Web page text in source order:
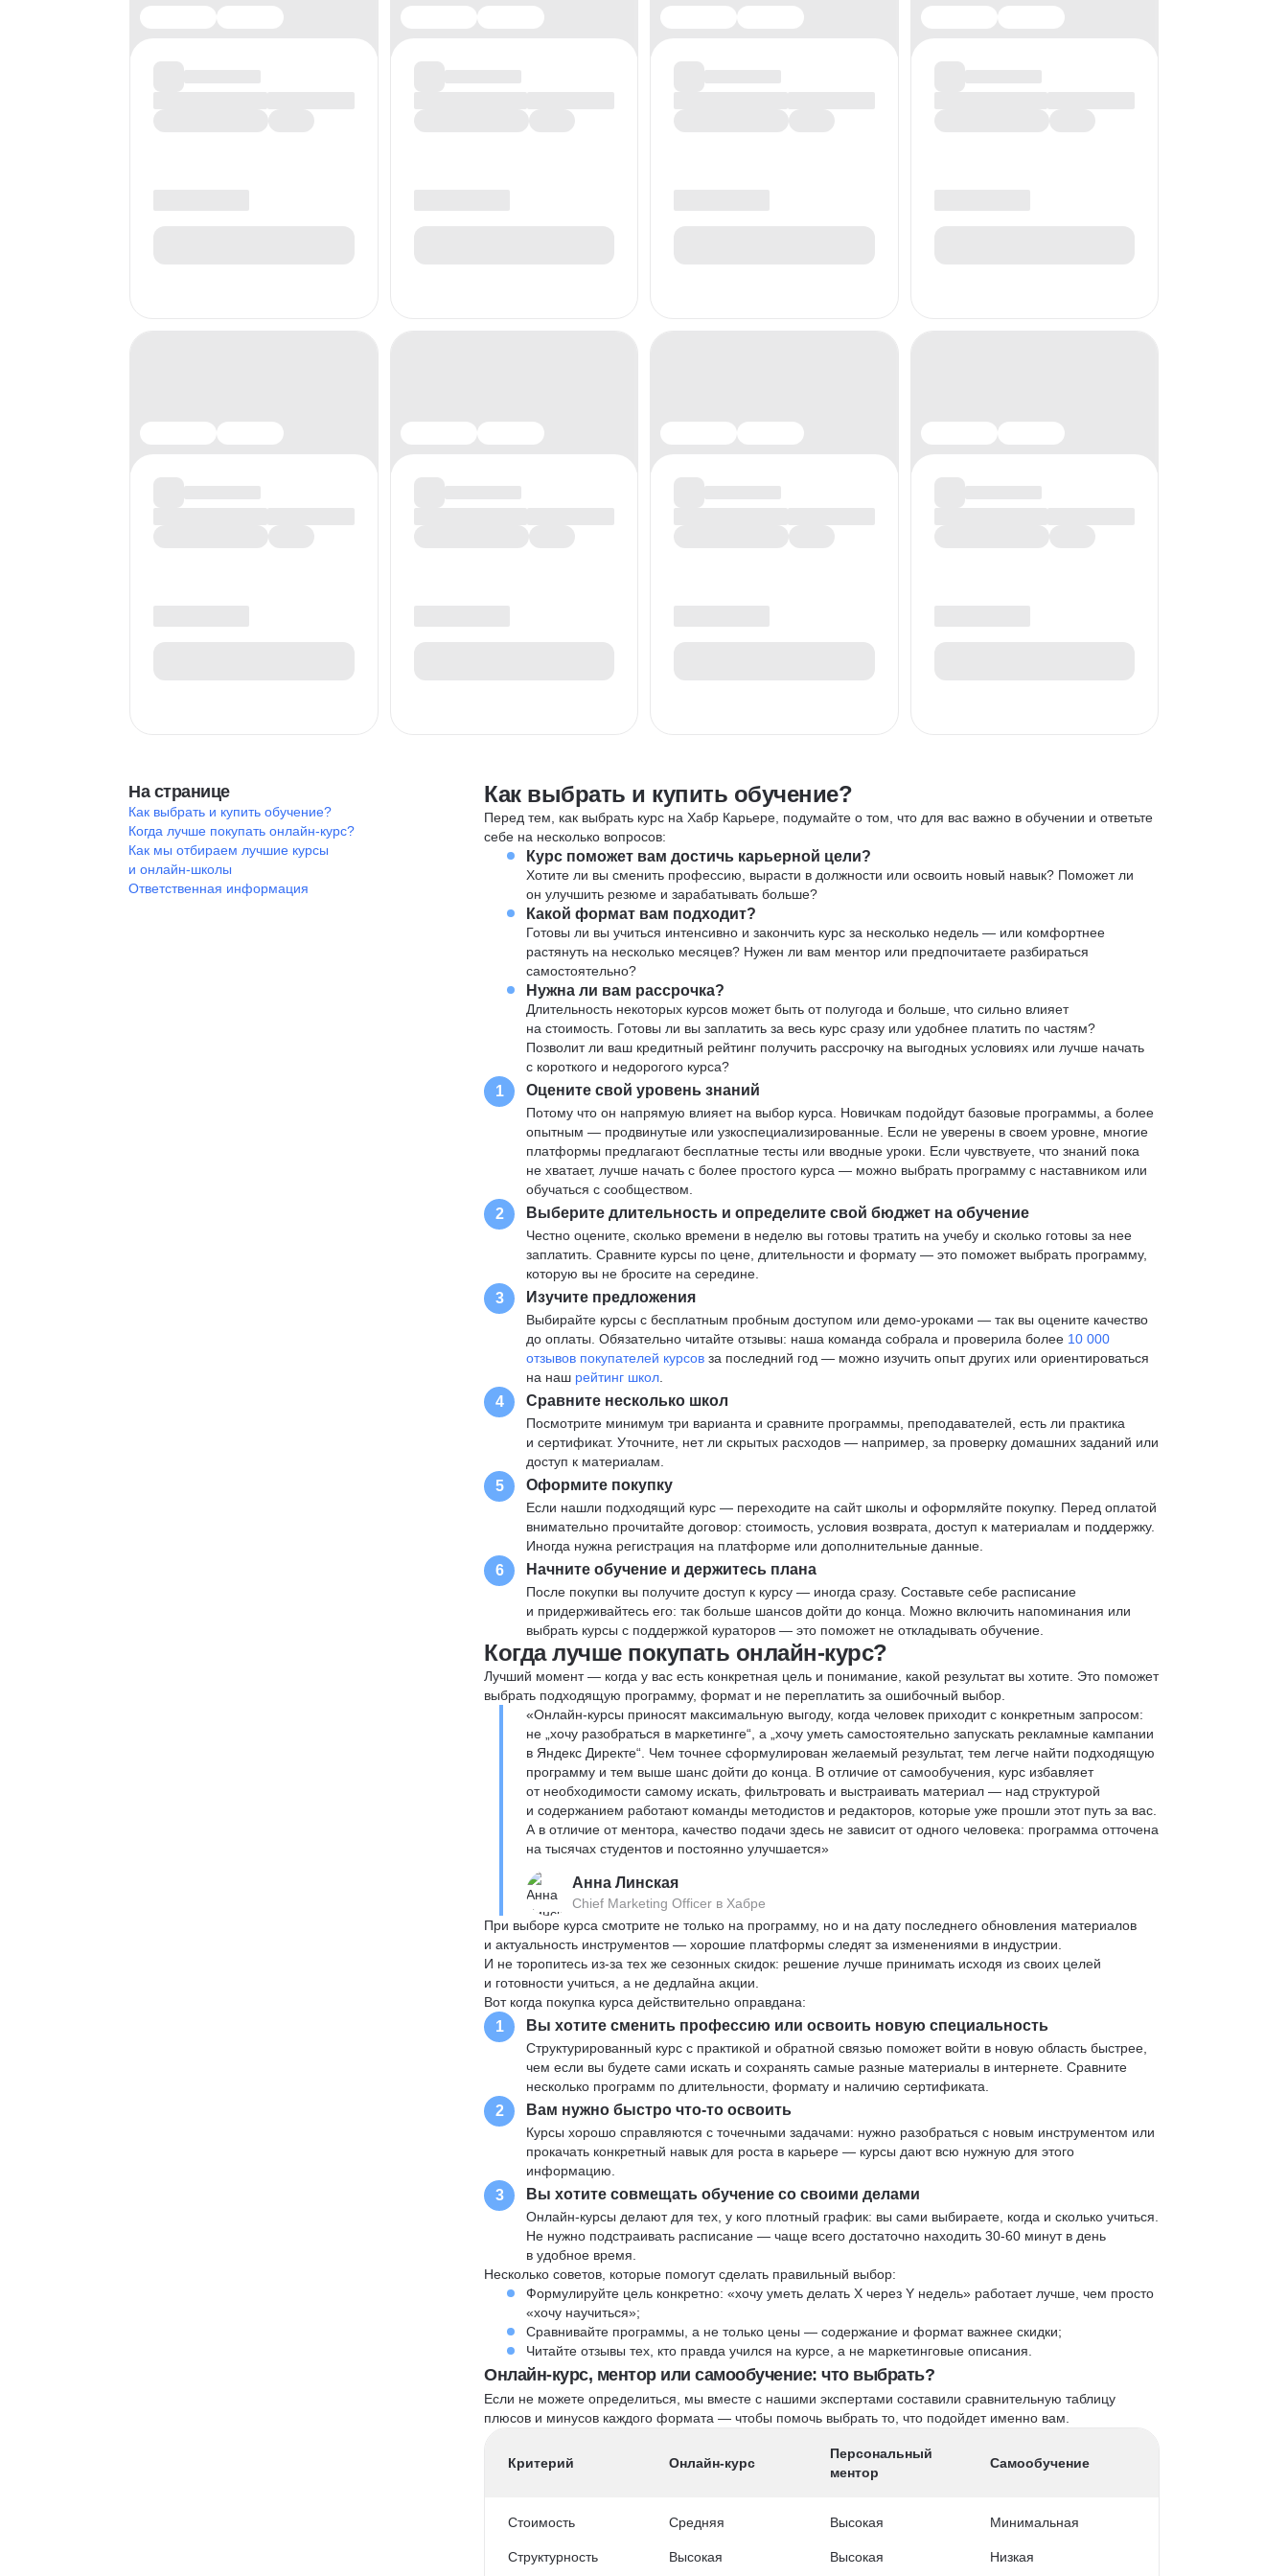
На странице
Как выбрать и купить обучение?
Когда лучше покупать онлайн-курс?
Как мы отбираем лучшие курсы
и онлайн-школы
Ответственная информация
Как выбрать и купить обучение?
Перед тем, как выбрать курс на Хабр Карьере, подумайте о том, что для вас важно в обучении и ответьте
себе на несколько вопросов:
Курс поможет вам достичь карьерной цели?
Хотите ли вы сменить профессию, вырасти в должности или освоить новый навык? Поможет ли
он улучшить резюме и зарабатывать больше?
Какой формат вам подходит?
Готовы ли вы учиться интенсивно и закончить курс за несколько недель — или комфортнее
растянуть на несколько месяцев? Нужен ли вам ментор или предпочитаете разбираться
самостоятельно?
Нужна ли вам рассрочка?
Длительность некоторых курсов может быть от полугода и больше, что сильно влияет
на стоимость. Готовы ли вы заплатить за весь курс сразу или удобнее платить по частям?
Позволит ли ваш кредитный рейтинг получить рассрочку на выгодных условиях или лучше начать
с короткого и недорогого курса?
1 Оцените свой уровень знаний
Потому что он напрямую влияет на выбор курса. Новичкам подойдут базовые программы, а более
опытным — продвинутые или узкоспециализированные. Если не уверены в своем уровне, многие
платформы предлагают бесплатные тесты или вводные уроки. Если чувствуете, что знаний пока
не хватает, лучше начать с более простого курса — можно выбрать программу с наставником или
обучаться с сообществом.
2 Выберите длительность и определите свой бюджет на обучение
Честно оцените, сколько времени в неделю вы готовы тратить на учебу и сколько готовы за нее
заплатить. Сравните курсы по цене, длительности и формату — это поможет выбрать программу,
которую вы не бросите на середине.
3 Изучите предложения
Выбирайте курсы с бесплатным пробным доступом или демо-уроками — так вы оцените качество
до оплаты. Обязательно читайте отзывы: наша команда собрала и проверила более 10 000
отзывов покупателей курсовза последний год — можно изучить опыт других или ориентироваться
на наш рейтинг школ
4 Сравните несколько школ
Посмотрите минимум три варианта и сравните программы, преподавателей, есть ли практика
и сертификат. Уточните, нет ли скрытых расходов — например, за проверку домашних заданий или
доступ к материалам.
5 Оформите покупку
Если нашли подходящий курс — переходите на сайт школы и оформляйте покупку. Перед оплатой
внимательно прочитайте договор: стоимость, условия возврата, доступ к материалам и поддержку.
Иногда нужна регистрация на платформе или дополнительные данные.
6 Начните обучение и держитесь плана
После покупки вы получите доступ к курсу — иногда сразу. Составьте себе расписание
и придерживайтесь его: так больше шансов дойти до конца. Можно включить напоминания или
выбрать курсы с поддержкой кураторов — это поможет не откладывать обучение.
Когда лучше покупать онлайн-курс?
Лучший момент — когда у вас есть конкретная цель и понимание, какой результат вы хотите. Это поможет
выбрать подходящую программу, формат и не переплатить за ошибочный выбор.
«Онлайн-курсы приносят максимальную выгоду, когда человек приходит с конкретным запросом:
не „хочу разобраться в маркетинге“, а „хочу уметь самостоятельно запускать рекламные кампании
в Яндекс Директе“. Чем точнее сформулирован желаемый результат, тем легче найти подходящую
программу и тем выше шанс дойти до конца. В отличие от самообучения, курс избавляет
от необходимости самому искать, фильтровать и выстраивать материал — над структурой
и содержанием работают команды методистов и редакторов, которые уже прошли этот путь за вас.
А в отличие от ментора, качество подачи здесь не зависит от одного человека: программа отточена
на тысячах студентов и постоянно улучшается»
Анна Линская
Chief Marketing Officer в Хабре
При выборе курса смотрите не только на программу, но и на дату последнего обновления материалов
и актуальность инструментов — хорошие платформы следят за изменениями в индустрии.
И не торопитесь из-за тех же сезонных скидок: решение лучше принимать исходя из своих целей
и готовности учиться, а не дедлайна акции.
Вот когда покупка курса действительно оправдана:
1 Вы хотите сменить профессию или освоить новую специальность
Структурированный курс с практикой и обратной связью поможет войти в новую область быстрее,
чем если вы будете сами искать и сохранять самые разные материалы в интернете. Сравните
несколько программ по длительности, формату и наличию сертификата.
2 Вам нужно быстро что-то освоить
Курсы хорошо справляются с точечными задачами: нужно разобраться с новым инструментом или
прокачать конкретный навык для роста в карьере — курсы дают всю нужную для этого
информацию.
3 Вы хотите совмещать обучение со своими делами
Онлайн-курсы делают для тех, у кого плотный график: вы сами выбираете, когда и сколько учиться.
Не нужно подстраивать расписание — чаще всего достаточно находить 30-60 минут в день
в удобное время.
Несколько советов, которые помогут сделать правильный выбор:
Формулируйте цель конкретно: «хочу уметь делать X через Y недель» работает лучше, чем просто
«хочу научиться»;
Сравнивайте программы, а не только цены — содержание и формат важнее скидки;
Читайте отзывы тех, кто правда учился на курсе, а не маркетинговые описания.
Онлайн-курс, ментор или самообучение: что выбрать?
Если не можете определиться, мы вместе с нашими экспертами составили сравнительную таблицу
плюсов и минусов каждого формата — чтобы помочь выбрать то, что подойдет именно вам.
Критерий Онлайн-курс
Персональный
ментор
Самообучение
Стоимость Средняя Высокая Минимальная
Структурность Высокая Высокая Низкая